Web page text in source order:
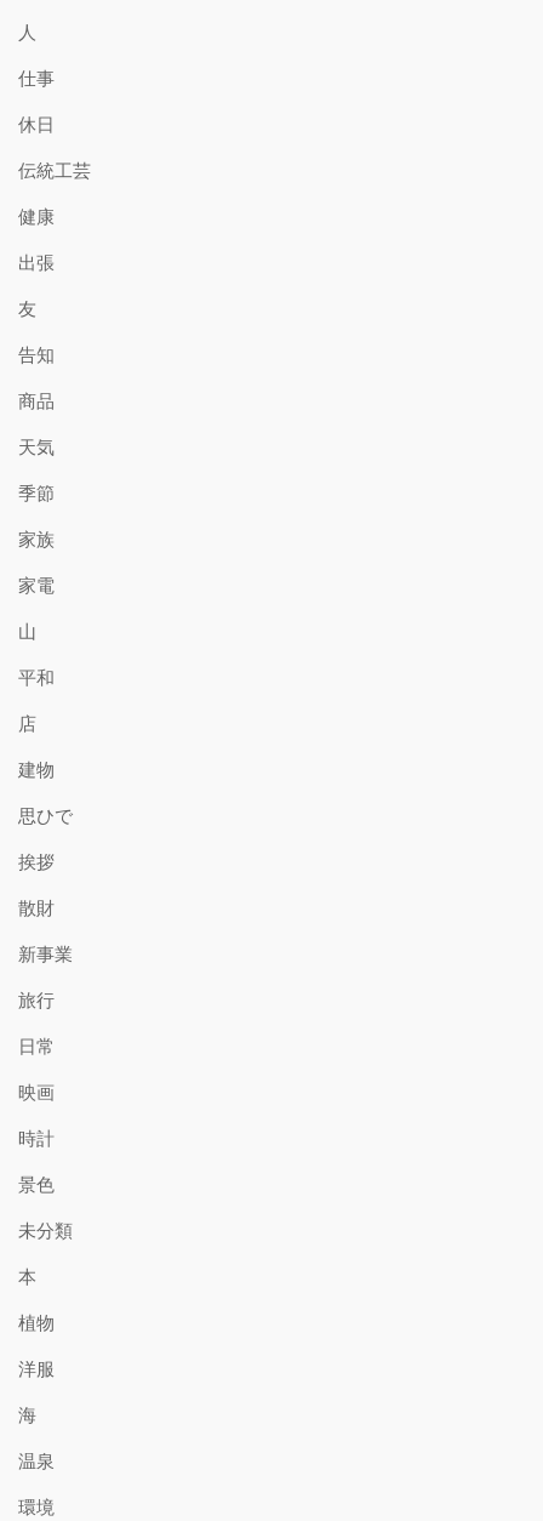
人
仕事
休日
伝統工芸
健康
出張
友
告知
商品
天気
季節
家族
家電
山
平和
店
建物
思ひで
挨拶
散財
新事業
旅行
日常
映画
時計
景色
未分類
本
植物
洋服
海
温泉
環境